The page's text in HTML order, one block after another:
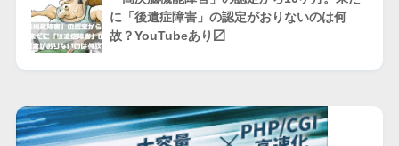
に「後遺症障害」の認定がおりないのは何
故？YouTubeあり〼